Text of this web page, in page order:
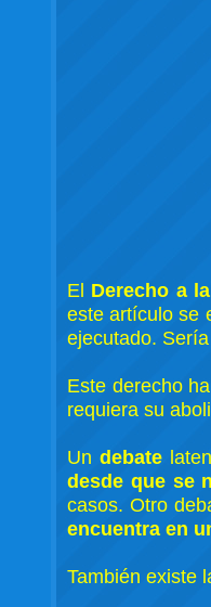
El Derecho a
este artículo se
ejecutado.
Este derecho
requiera su
Undebate
desde que se
casos. Otro
encuentra en
También existe